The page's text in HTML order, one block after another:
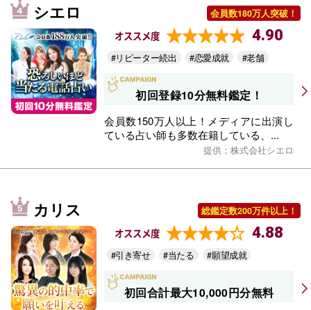
シエロ 会員数180万人突破！
オススメ度 4.90
#リピーター続出 #恋愛成就 #老舗
初回登録10分無料鑑定！
会員数150万人以上！メディアに出演し
ている占い師も多数在籍している、...
提供：株式会社シエロ
カリス 総鑑定数200万件以上！
オススメ度 4.88
#引き寄せ #当たる #願望成就
初回合計最大10,000円分無料